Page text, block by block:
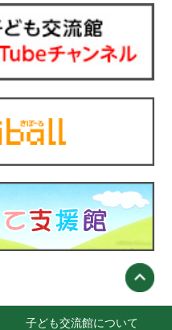
子ども交流館について